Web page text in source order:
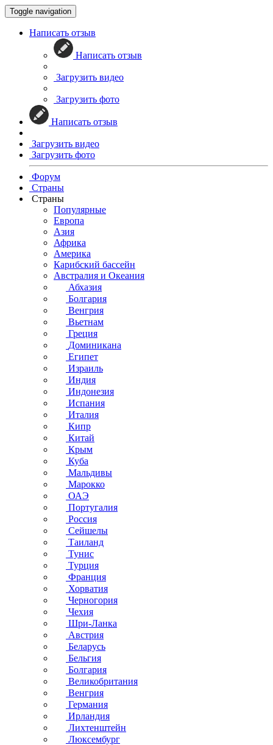
Toggle navigation
Написать отзыв
Написать отзыв
Загрузить видео
Загрузить фото
Написать отзыв
Загрузить видео
Загрузить фото
Форум
Страны
Страны
Популярные
Европа
Азия
Африка
Америка
Карибский бассейн
Австралия и Океания
Абхазия
Болгария
Венгрия
Вьетнам
Греция
Доминикана
Египет
Израиль
Индия
Индонезия
Испания
Италия
Кипр
Китай
Крым
Куба
Мальдивы
Марокко
ОАЭ
Португалия
Россия
Сейшелы
Таиланд
Тунис
Турция
Франция
Хорватия
Черногория
Чехия
Шри-Ланка
Австрия
Беларусь
Бельгия
Болгария
Великобритания
Венгрия
Германия
Ирландия
Лихтенштейн
Люксембург